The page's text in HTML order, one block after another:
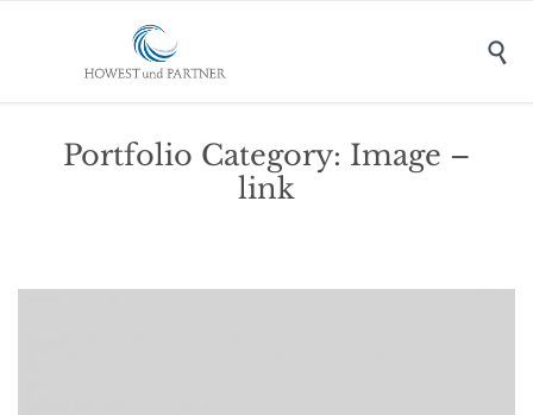

Portfolio Category: Image –
link